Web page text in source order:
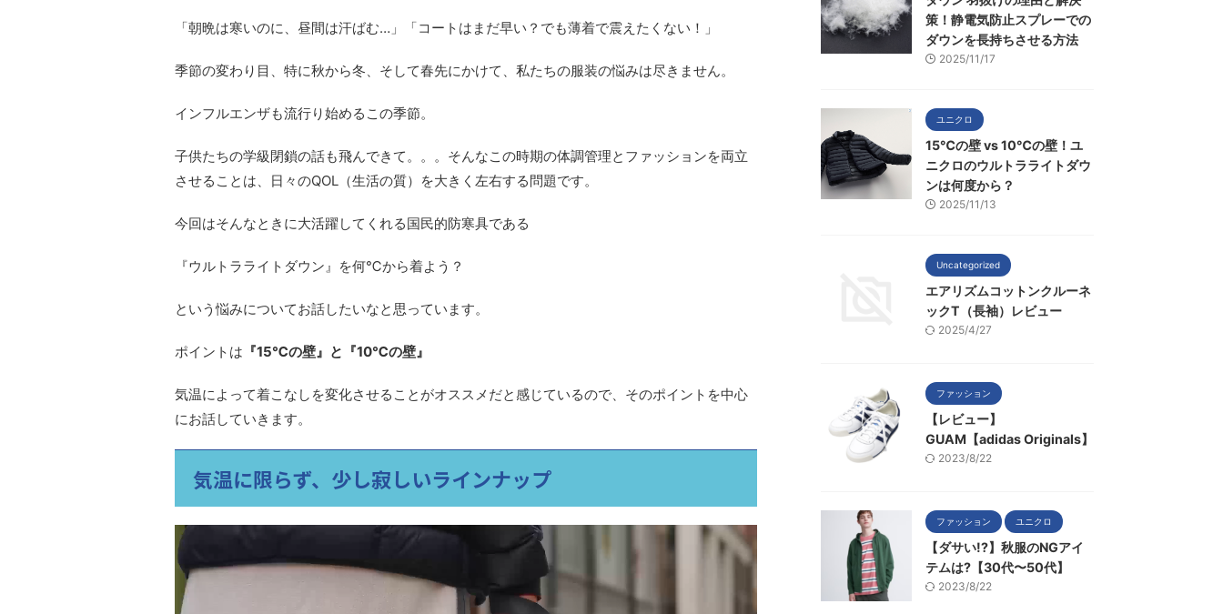
「朝晩は寒いのに、昼間は汗ばむ…」「コートはまだ早い？でも薄着で震えたくない！」
季節の変わり目、特に秋から冬、そして春先にかけて、私たちの服装の悩みは尽きません。
インフルエンザも流行り始めるこの季節。
子供たちの学級閉鎖の話も飛んできて。。。そんなこの時期の体調管理とファッションを両立
させることは、日々のQOL（生活の質）を大きく左右する問題です。
今回はそんなときに大活躍してくれる国民的防寒具である
『ウルトラライトダウン』を何℃から着よう？
という悩みについてお話したいなと思っています。
ポイントは 『15℃の壁』と『10℃の壁』
気温によって着こなしを変化させることがオススメだと感じているので、そのポイントを中心
にお話していきます。
気温に限らず、少し寂しいラインナップ
策！静電気防止スプレーでの
ダウンを長持ちさせる方法
2025/11/17
ユニクロ
15℃の壁 vs 10℃の壁！ユ
ニクロのウルトラライトダウ
ンは何度から？
2025/11/13
Uncategorized
エアリズムコットンクルーネ
ックT（長袖）レビュー
2025/4/27
ファッション
【レビュー】
GUAM【adidas Originals】
2023/8/22
ファッション ユニクロ
【ダサい!?】秋服のNGアイ
テムは?【30代〜50代】
2023/8/22